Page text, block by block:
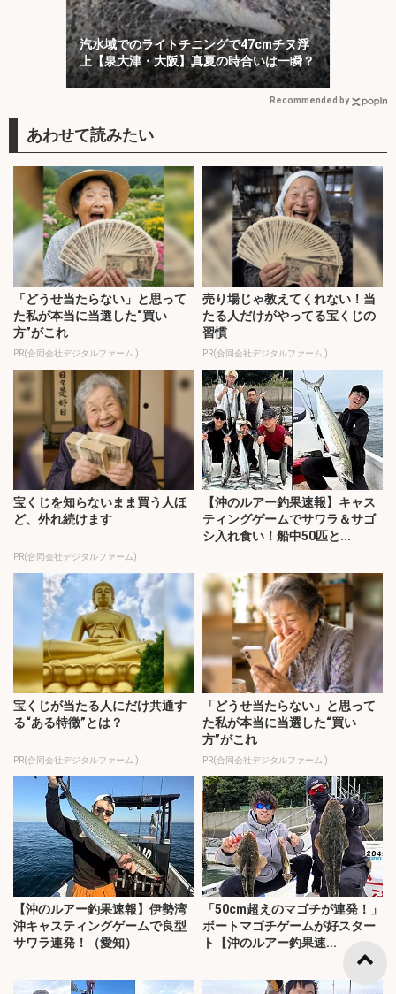
汽水域でのライトチニングで47cmチヌ浮
上【泉大津・大阪】真夏の時合いは一瞬？
Recommended by
「どうせ当たらない」と思って
た私が本当に当選した“買い
方”がこれ
PR(合同会社デジタルファーム )
売り場じゃ教えてくれない！当
たる人だけがやってる宝くじの
習慣
PR(合同会社デジタルファーム )
宝くじを知らないまま買う人ほ
ど、外れ続けます
PR(合同会社デジタルファーム)
【沖のルアー釣果速報】キャス
ティングゲームでサワラ＆サゴ
シ入れ食い！船中50匹と...
宝くじが当たる人にだけ共通す
る“ある特徴”とは？
PR(合同会社デジタルファーム )
「どうせ当たらない」と思って
た私が本当に当選した“買い
方”がこれ
PR(合同会社デジタルファーム )
【沖のルアー釣果速報】伊勢湾
沖キャスティングゲームで良型
サワラ連発！（愛知）
「50cm超えのマゴチが連発！」
ボートマゴチゲームが好スター
ト【沖のルアー釣果速...